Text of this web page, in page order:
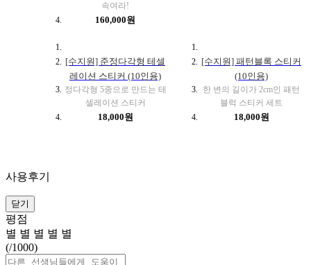
속여라!
160,000원
[수지원] 준정다각형 테셀
레이션 스티커 (10인용)
정다각형 5종으로 만드는 테
셀레이션 스티커
18,000원
[수지원] 패턴블록 스티커
(10인용)
한 변의 길이가 2cm인 패턴
블럭 스티커 세트
18,000원
사용후기
닫기
평점
별 별 별 별 별
(/1000)